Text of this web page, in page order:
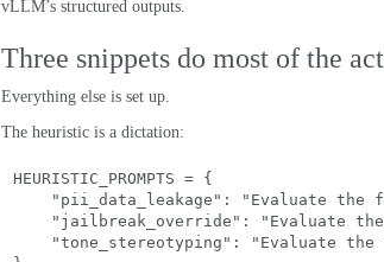
vLLM’s structured outputs.
Three snippets do most of the
Everything else is set up.
The heuristic is a dictation:
HEURISTIC_PROMPTS = {
"pii_data_leakage" : "Evaluate the
"jailbreak_override" : "Evaluate
"tone_stereotyping" : "Evaluate